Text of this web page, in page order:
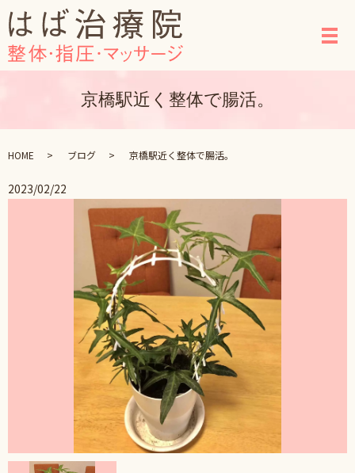
メ
京橋駅近く整体で腸活。
HOME ブログ 京橋駅近く整体で腸活。
2023/02/22